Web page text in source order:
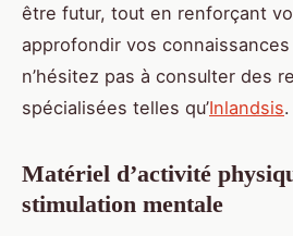
être futur, tout en renforçant
approfondir vos
n’hésitez pas à consulter des
spécialisées telles qu’Inlandsis.
Matériel d’activité
stimulation mentale